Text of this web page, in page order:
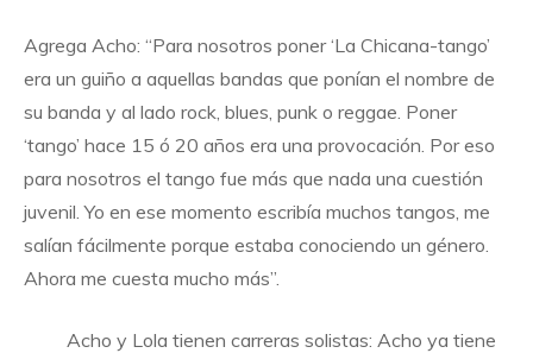
Agrega Acho: “Para nosotros poner ‘La Chicana-tango’
era un guiño a aquellas bandas que ponían el nombre de
su banda y al lado rock, blues, punk o reggae. Poner
‘tango’ hace 15 ó 20 años era una provocación. Por eso
para nosotros el tango fue más que nada una cuestión
juvenil. Yo en ese momento escribía muchos tangos, me
salían fácilmente porque estaba conociendo un género.
Ahora me cuesta mucho más”.
Acho y Lola tienen carreras solistas: Acho ya tiene